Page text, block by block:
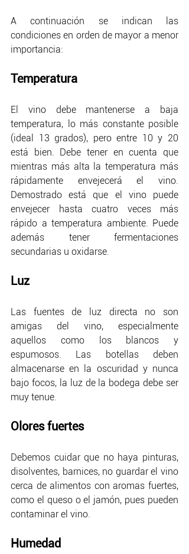
A continuación se indican las
condiciones en orden de mayor a menor
importancia:
Temperatura
El vino debe mantenerse a baja
temperatura, lo más constante posible
(ideal 13 grados), pero entre 10 y 20
está bien. Debe tener en cuenta que
mientras más alta la temperatura más
rápidamente envejecerá el vino.
Demostrado está que el vino puede
envejecer hasta cuatro veces más
rápido a temperatura ambiente. Puede
además tener fermentaciones
secundarias u oxidarse.
Luz
Las fuentes de luz directa no son
amigas del vino, especialmente
aquellos como los blancos y
espumosos. Las botellas deben
almacenarse en la oscuridad y nunca
bajo focos, la luz de la bodega debe ser
muy tenue.
Olores fuertes
Debemos cuidar que no haya pinturas,
disolventes, barnices, no guardar el vino
cerca de alimentos con aromas fuertes,
como el queso o el jamón, pues pueden
contaminar el vino.
Humedad